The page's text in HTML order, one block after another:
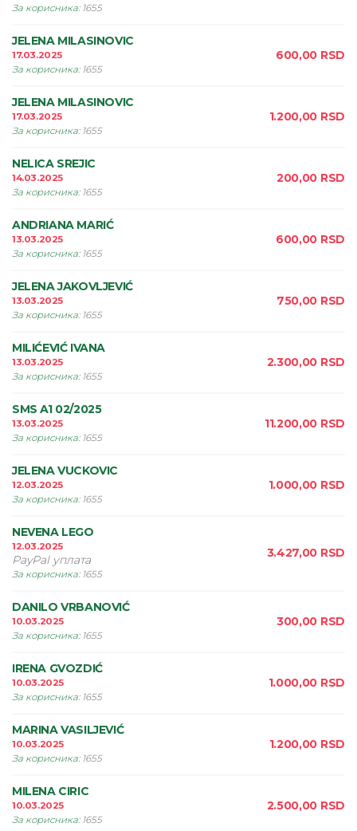
За корисника: 1655
JELENA MILASINOVIC
17.03.2025
За корисника: 1655
600,00 RSD
JELENA MILASINOVIC
17.03.2025
За корисника: 1655
1.200,00 RSD
NELICA SREJIC
14.03.2025
За корисника: 1655
200,00 RSD
ANDRIANA MARIĆ
13.03.2025
За корисника: 1655
600,00 RSD
JELENA JAKOVLJEVIĆ
13.03.2025
За корисника: 1655
750,00 RSD
MILIĆEVIĆ IVANA
13.03.2025
За корисника: 1655
2.300,00 RSD
SMS A1 02/2025
13.03.2025
За корисника: 1655
11.200,00 RSD
JELENA VUCKOVIC
12.03.2025
За корисника: 1655
1.000,00 RSD
NEVENA LEGO
12.03.2025
PayPal уплата
За корисника: 1655
3.427,00 RSD
DANILO VRBANOVIĆ
10.03.2025
За корисника: 1655
300,00 RSD
IRENA GVOZDIĆ
10.03.2025
За корисника: 1655
1.000,00 RSD
MARINA VASILJEVIĆ
10.03.2025
За корисника: 1655
1.200,00 RSD
MILENA CIRIC
10.03.2025
За корисника: 1655
2.500,00 RSD